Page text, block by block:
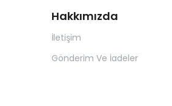
Hakkımızda
İletişim
Gönderim Ve İadeler